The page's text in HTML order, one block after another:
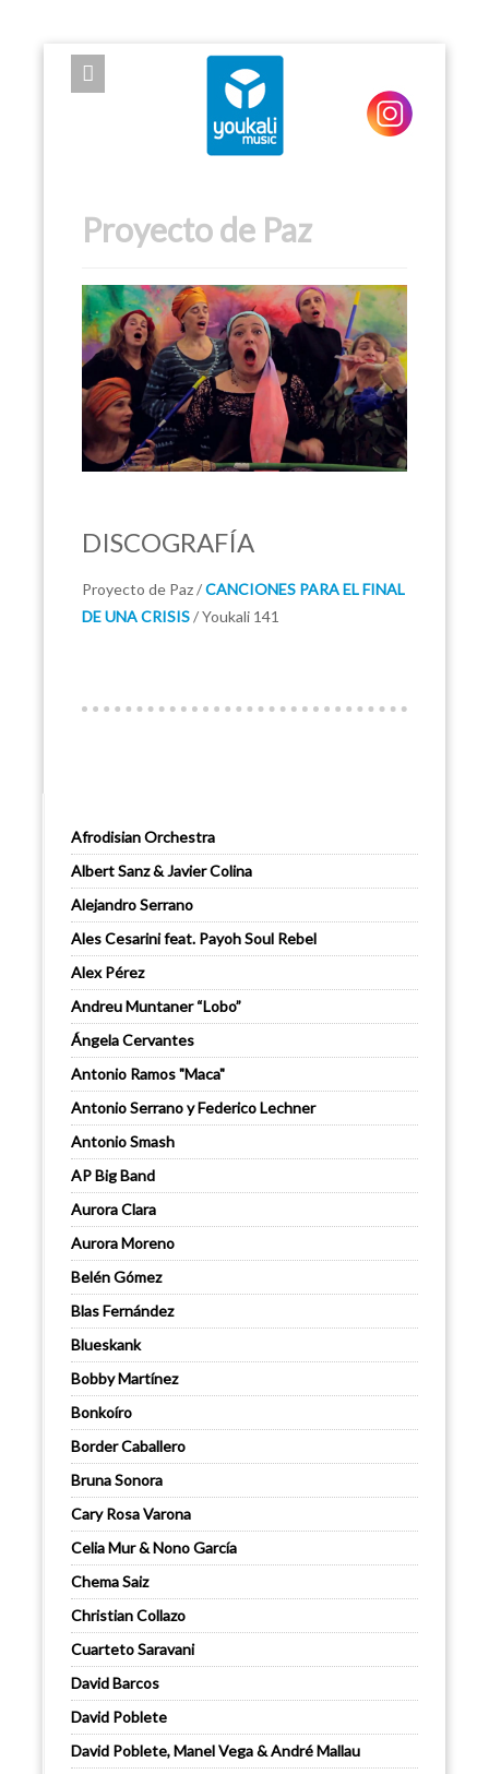
EXPOSE FRAMEWORK FOR JOOMLA 2.5 AND 3.0+
Proyecto de Paz
DISCOGRAFÍA
Proyecto de Paz /CANCIONES PARA EL FINAL
DE UNA CRISIS/ Youkali 141
Afrodisian Orchestra
Albert Sanz & Javier Colina
Alejandro Serrano
Ales Cesarini feat. Payoh Soul Rebel
Alex Pérez
Andreu Muntaner “Lobo”
Ángela Cervantes
Antonio Ramos "Maca"
Antonio Serrano y Federico Lechner
Antonio Smash
AP Big Band
Aurora Clara
Aurora Moreno
Belén Gómez
Blas Fernández
Blueskank
Bobby Martínez
Bonkoíro
Border Caballero
Bruna Sonora
Cary Rosa Varona
Celia Mur & Nono García
Chema Saiz
Christian Collazo
Cuarteto Saravani
David Barcos
David Poblete
David Poblete, Manel Vega & André Mallau